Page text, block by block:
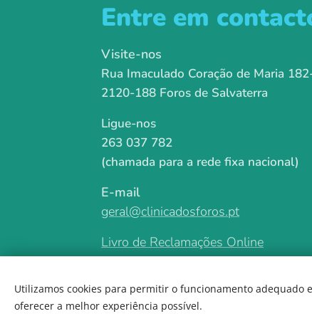
Entre em
Visite-nos
Rua Imaculado Coração de Maria
2120-188 Foros de Salvaterra
Ligue-nos
263 037 782
(chamada para a rede fixa nacional)
E-mail
geral@clinicadosforos.pt
Livro de Reclamações Online
Utilizamos cookies para permitir o funcionamento adequado
oferecer a melhor experiência possível.